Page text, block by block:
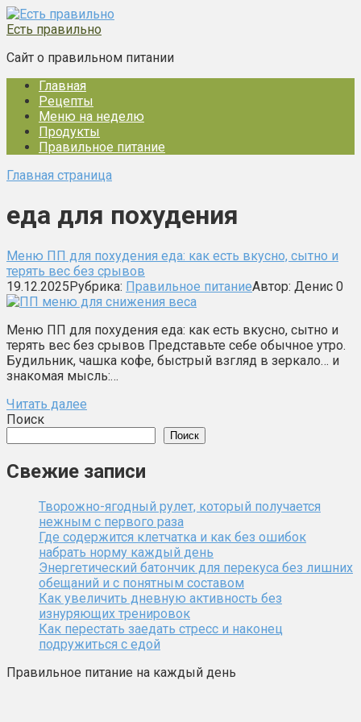
Перейти
к
Есть правильно
Сайт о правильном питании
Главная
Рецепты
Меню на неделю
Продукты
Правильное питание
Главная страница
еда для похудения
Меню ПП для похудения еда: как есть вкусно, сытно и
терять вес без срывов
19.12.2025Рубрика: Правильное питаниеАвтор: Денис 0
Меню ПП для похудения еда: как есть вкусно, сытно и
терять вес без срывов Представьте себе обычное утро.
Будильник, чашка кофе, быстрый взгляд в зеркало… и
знакомая мысль:…
Читать далее
Поиск
Поиск
Свежие записи
Творожно-ягодный рулет, который получается
нежным с первого раза
Где содержится клетчатка и как без ошибок
набрать норму каждый день
Энергетический батончик для перекуса без лишних
обещаний и с понятным составом
Как увеличить дневную активность без
изнуряющих тренировок
Как перестать заедать стресс и наконец
подружиться с едой
Правильное питание на каждый день